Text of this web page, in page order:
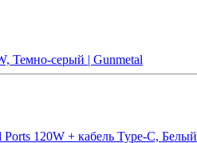
Темно-серый | Gunmetal
Ports 120W + кабель Type-C,